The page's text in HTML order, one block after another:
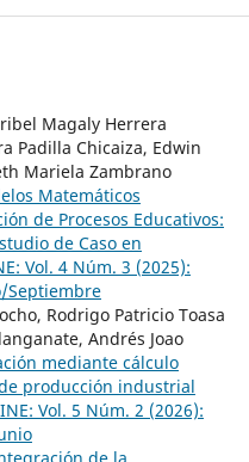
Magaly Herrera
Padilla Chicaiza, Edwin
Mariela Zambrano
Matemáticos
de Procesos Educativos:
de Caso en
Vol. 4 Núm. 3 (2025):
Septiembre
Rodrigo Patricio Toasa
Andrés Joao
mediante cálculo
producción industrial
Vol. 5 Núm. 2 (2026):